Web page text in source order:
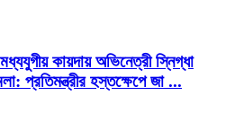
কায়দায় অভিনেত্রী স্নিগ্ধা
প্রতিমন্ত্রীর হস্তক্ষেপে জা ...